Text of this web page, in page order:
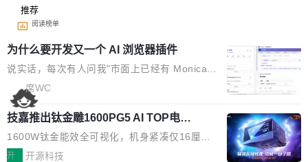
推荐
阅读榜单
为什么要开发又一个 AI 浏览器插件
说实话，每次有人问我"市面上已经有 Monica、
Sider、Copilot for Chrome 这些 AI 浏览器插件
了，你为什么还要再做一个"，我都觉得这个问题
问得好。 因为我自己也是从用户变成开发者的。
现有产品的天花板 我用过不少 AI 浏览器插件。
刚开始觉得都挺好——选中一段文字，弹出解
席WC
技嘉推出钛金雕1600PG5 AI TOP电
源：为发烧级主机与本地AI算力打造旗
舰供电方案
1600W钛金能效全可视化，机身紧凑仅16厘米
继2026台北电脑展首度亮相后，技嘉科技近日正
开 开源科技